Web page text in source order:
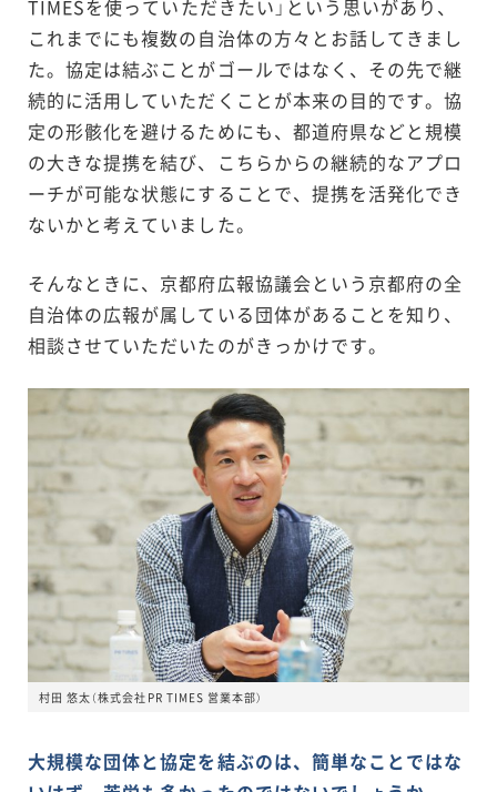
TIMESを使っていただきたい」という思いがあり、
これまでにも複数の自治体の方々とお話してきまし
た。協定は結ぶことがゴールではなく、その先で継
続的に活用していただくことが本来の目的です。協
定の形骸化を避けるためにも、都道府県などと規模
の大きな提携を結び、こちらからの継続的なアプロ
ーチが可能な状態にすることで、提携を活発化でき
ないかと考えていました。
そんなときに、京都府広報協議会という京都府の全
自治体の広報が属している団体があることを知り、
相談させていただいたのがきっかけです。
村田 悠太（株式会社PR TIMES 営業本部）
大規模な団体と協定を結ぶのは、簡単なことではな